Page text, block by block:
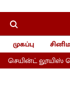
முகப்பு
லூயிஸ் செஸ்